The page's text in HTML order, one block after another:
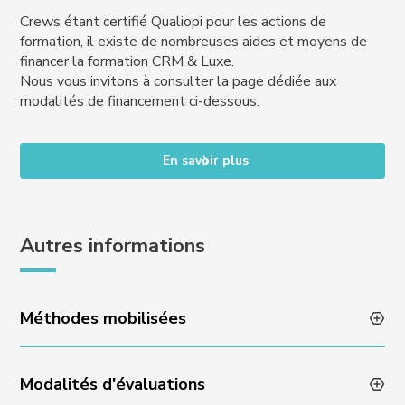
Crews étant certifié Qualiopi pour les actions de
formation, il existe de nombreuses aides et moyens de
financer la formation CRM & Luxe.
Nous vous invitons à consulter la page dédiée aux
modalités de financement ci-dessous.
En savoir plus
Autres informations
Méthodes mobilisées
Animation des formations par des professionnels en
Modalités d'évaluations